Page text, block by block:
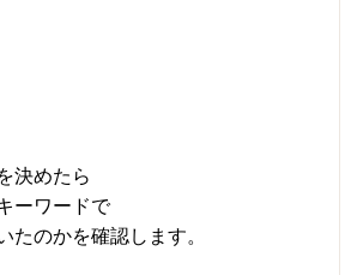
決めたら
ーワードで
たのかを確認します。